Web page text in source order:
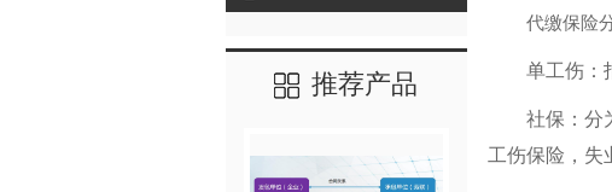
推荐产品
代缴保险
单工伤：
社保：分
工伤保险，失